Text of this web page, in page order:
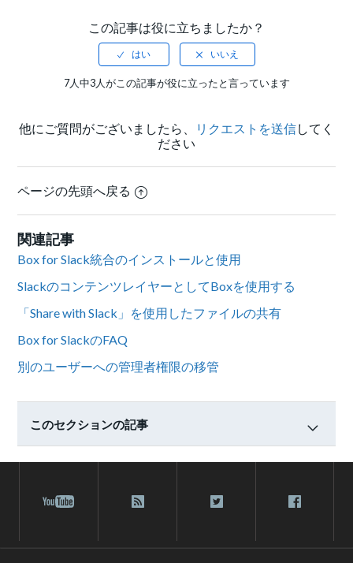
この記事は役に立ちましたか？
7人中3人がこの記事が役に立ったと言っています
他にご質問がございましたら、 リクエストを送信してく
ださい
ページの先頭へ戻る
関連記事
Box for Slack統合のインストールと使用
SlackのコンテンツレイヤーとしてBoxを使用する
「Share with Slack」を使用したファイルの共有
Box for SlackのFAQ
別のユーザーへの管理者権限の移管
このセクションの記事